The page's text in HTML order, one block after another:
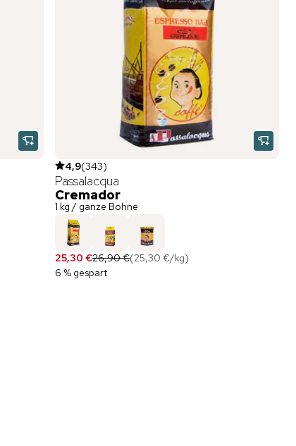
4,9(343)
Passalacqua
Cremador
1 kg / ganze Bohne
25,30 €26,90 €(25,30 €/kg)
6 % gespart